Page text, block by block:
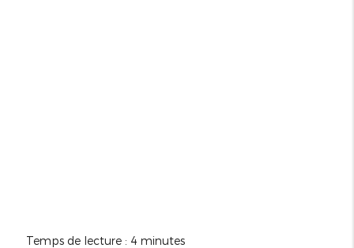
Temps de lecture : 4 minutes